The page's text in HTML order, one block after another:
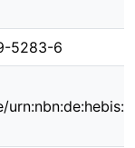
5283-6